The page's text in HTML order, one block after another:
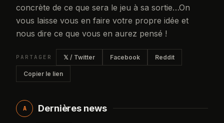
concrète de ce que sera le jeu à sa sortie…On
vous laisse vous en faire votre propre idée et
nous dire ce que vous en aurez pensé !
PARTAGER 𝕏 / Twitter Facebook Reddit
Copier le lien
A Dernières news